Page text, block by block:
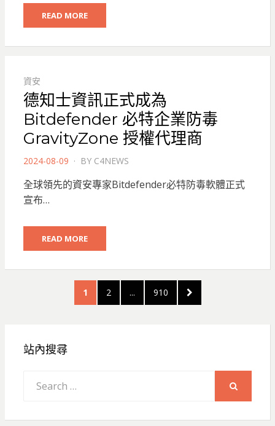
READ MORE
資安
德知士資訊正式成為
Bitdefender 必特企業防毒
GravityZone 授權代理商
POSTED
2024-08-09 BY C4NEWS
全球領先的資安專家Bitdefender必特防毒軟體正式
宣布…
READ MORE
PAGE
1 PAGE
2 ... PAGE
910
NEXT
PAGE
站內搜尋
for: